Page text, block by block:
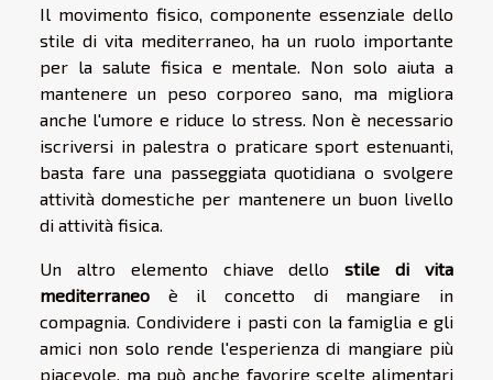
Il movimento fisico, componente essenziale dello
stile di vita mediterraneo, ha un ruolo importante
per la salute fisica e mentale. Non solo aiuta a
mantenere un peso corporeo sano, ma migliora
anche l'umore e riduce lo stress. Non è necessario
iscriversi in palestra o praticare sport estenuanti,
basta fare una passeggiata quotidiana o svolgere
attività domestiche per mantenere un buon livello
di attività fisica.
Un altro elemento chiave dellostile di vita
mediterraneo è il concetto di mangiare in
compagnia. Condividere i pasti con la famiglia e gli
amici non solo rende l'esperienza di mangiare più
piacevole, ma può anche favorire scelte alimentari